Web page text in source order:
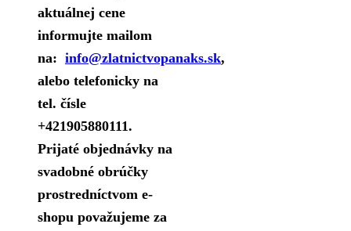
aktuálnej cene
informujte mailom
na: info@zlatnictvopanaks.sk,
alebo telefonicky na
tel. čísle
+421905880111.
Prijaté objednávky na
svadobné obrúčky
prostredníctvom e-
shopu považujeme za